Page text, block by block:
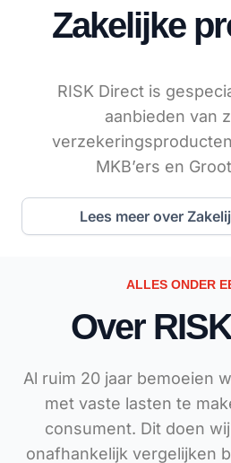
Zakelijke
RISK Direct is
aanbieden van
MKB’ers en
Lees meer over
ALLES ONDER
Over
Al ruim 20 jaar bemoeien
met vaste lasten te
consument. Dit doen
onafhankelijk vergelijken